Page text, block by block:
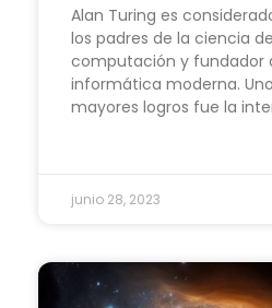
Alan Turing es
los padres de la ciencia
computación y fundador
informática moderna.
mayores logros fue la
junio 28, 2023